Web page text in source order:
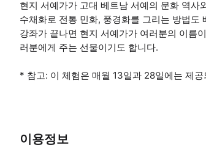
현지 서예가가 고대 베트남 서예의 문화 역사
수채화로 전통 민화, 풍경화를 그리는 방법도
강좌가 끝나면 현지 서예가가 여러분의 이름
러분에게 주는 선물이기도 합니다.
* 참고: 이 체험은 매월 13일과 28일에는 제공
이용정보